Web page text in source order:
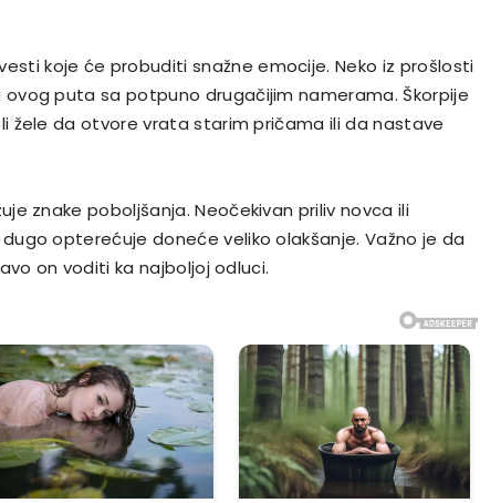
koje će probuditi snažne emocije. Neko iz prošlosti
puta sa potpuno drugačijim namerama. Škorpije
žele da otvore vrata starim pričama ili da nastave
znake poboljšanja. Neočekivan priliv novca ili
opterećuje doneće veliko olakšanje. Važno je da
on voditi ka najboljoj odluci.